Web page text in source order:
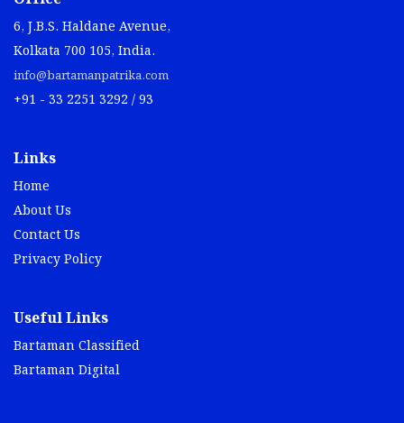
6, J.B.S. Haldane Avenue,
Kolkata 700 105, India.
info@bartamanpatrika.com
+91 - 33 2251 3292 / 93
Links
Home
About Us
Contact Us
Privacy Policy
Useful Links
Bartaman Classified
Bartaman Digital